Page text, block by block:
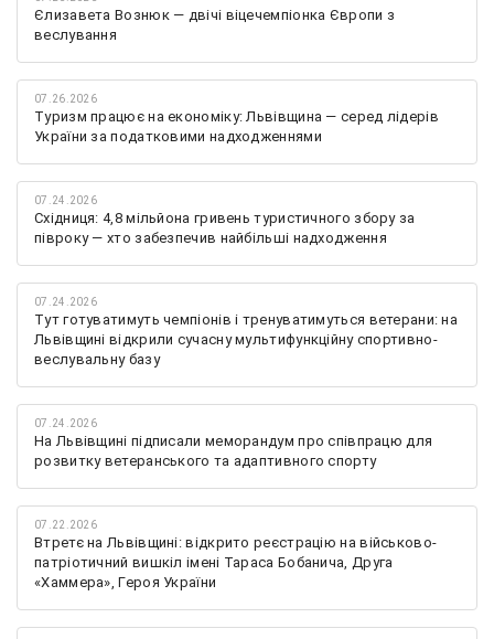
Єлизавета Вознюк — двічі віцечемпіонка Європи з
веслування
07.26.2026
Туризм працює на економіку: Львівщина — серед лідерів
України за податковими надходженнями
07.24.2026
Східниця: 4,8 мільйона гривень туристичного збору за
півроку — хто забезпечив найбільші надходження
07.24.2026
Тут готуватимуть чемпіонів і тренуватимуться ветерани: на
Львівщині відкрили сучасну мультифункційну спортивно-
веслувальну базу
07.24.2026
На Львівщині підписали меморандум про співпрацю для
розвитку ветеранського та адаптивного спорту
07.22.2026
Втретє на Львівщині: відкрито реєстрацію на військово-
патріотичний вишкіл імені Тараса Бобанича, Друга
«Хаммера», Героя України